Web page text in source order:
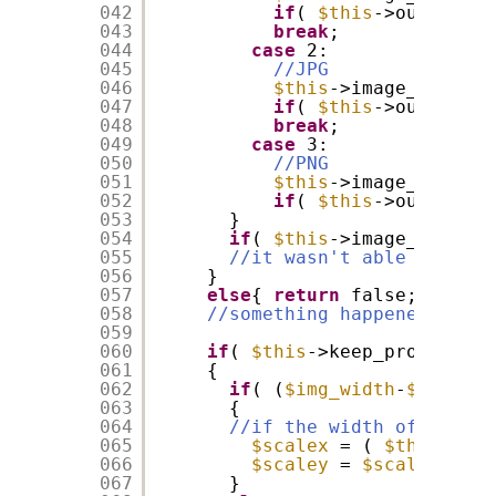
042
043
044
045
046
047
048
049
050
051
052
053
054
055
056
057
058
059
060
061
062
063
064
065
066
067
if ( $this ->output
break;
case
2:
//JPG
$this -
if ( $this ->output
break;
case
3:
//PNG
$this -
if ( $this ->output
}
if ( $this -
//it wasn't able to load
}
else{ return
false; }
//something happened!
if ( $this -
{
if ( ( $img_width- $this
{
//if the width of the
$scalex = ( $this
$scaley = $scalex
}